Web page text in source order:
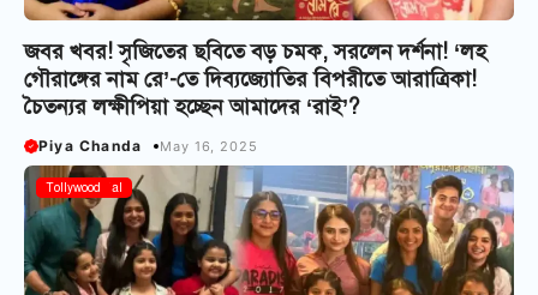
জবর খবর! সৃজিতের ছবিতে বড় চমক, সরলেন দর্শনা! ‘লহ
গৌরাঙ্গের নাম রে’-তে দিব্যজ্যোতির বিপরীতে আরাত্রিকা!
চৈতন্যর লক্ষীপিয়া হচ্ছেন আমাদের ‘রাই’?
Piya Chanda May 16, 2025
Bangla Serial
Tollywood